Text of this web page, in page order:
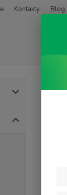
Kontakty Blog